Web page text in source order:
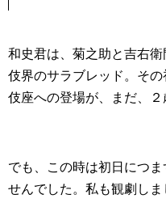
和史君は、菊之助と吉右
伎界のサラブレッド。そ
伎座への登場が、まだ、２
でも、この時は初日につ
せんでした。私も観劇しま